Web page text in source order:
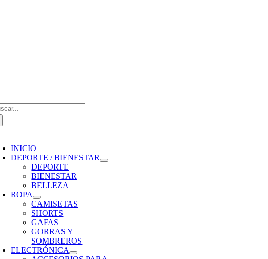
INICIO
DEPORTE / BIENESTAR
DEPORTE
BIENESTAR
BELLEZA
ROPA
CAMISETAS
SHORTS
GAFAS
GORRAS Y
SOMBREROS
ELECTRÓNICA